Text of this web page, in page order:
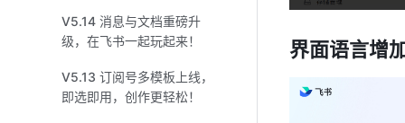
V5.14 消息与文档重磅升
级，在飞书一起玩起来！
V5.13 订阅号多模板上线，
即选即用，创作更轻松！
界面语言增